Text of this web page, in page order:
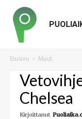
Etusivu Muut
Chelsea
Kirjoittanut